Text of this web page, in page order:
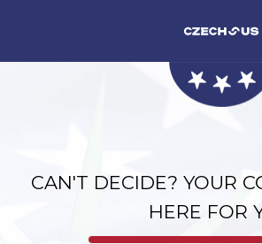
CAN'T DECIDE? YOUR
HERE FOR